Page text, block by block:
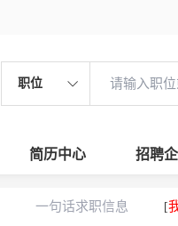
职位
简历中心 招聘
一句话求职信息 [